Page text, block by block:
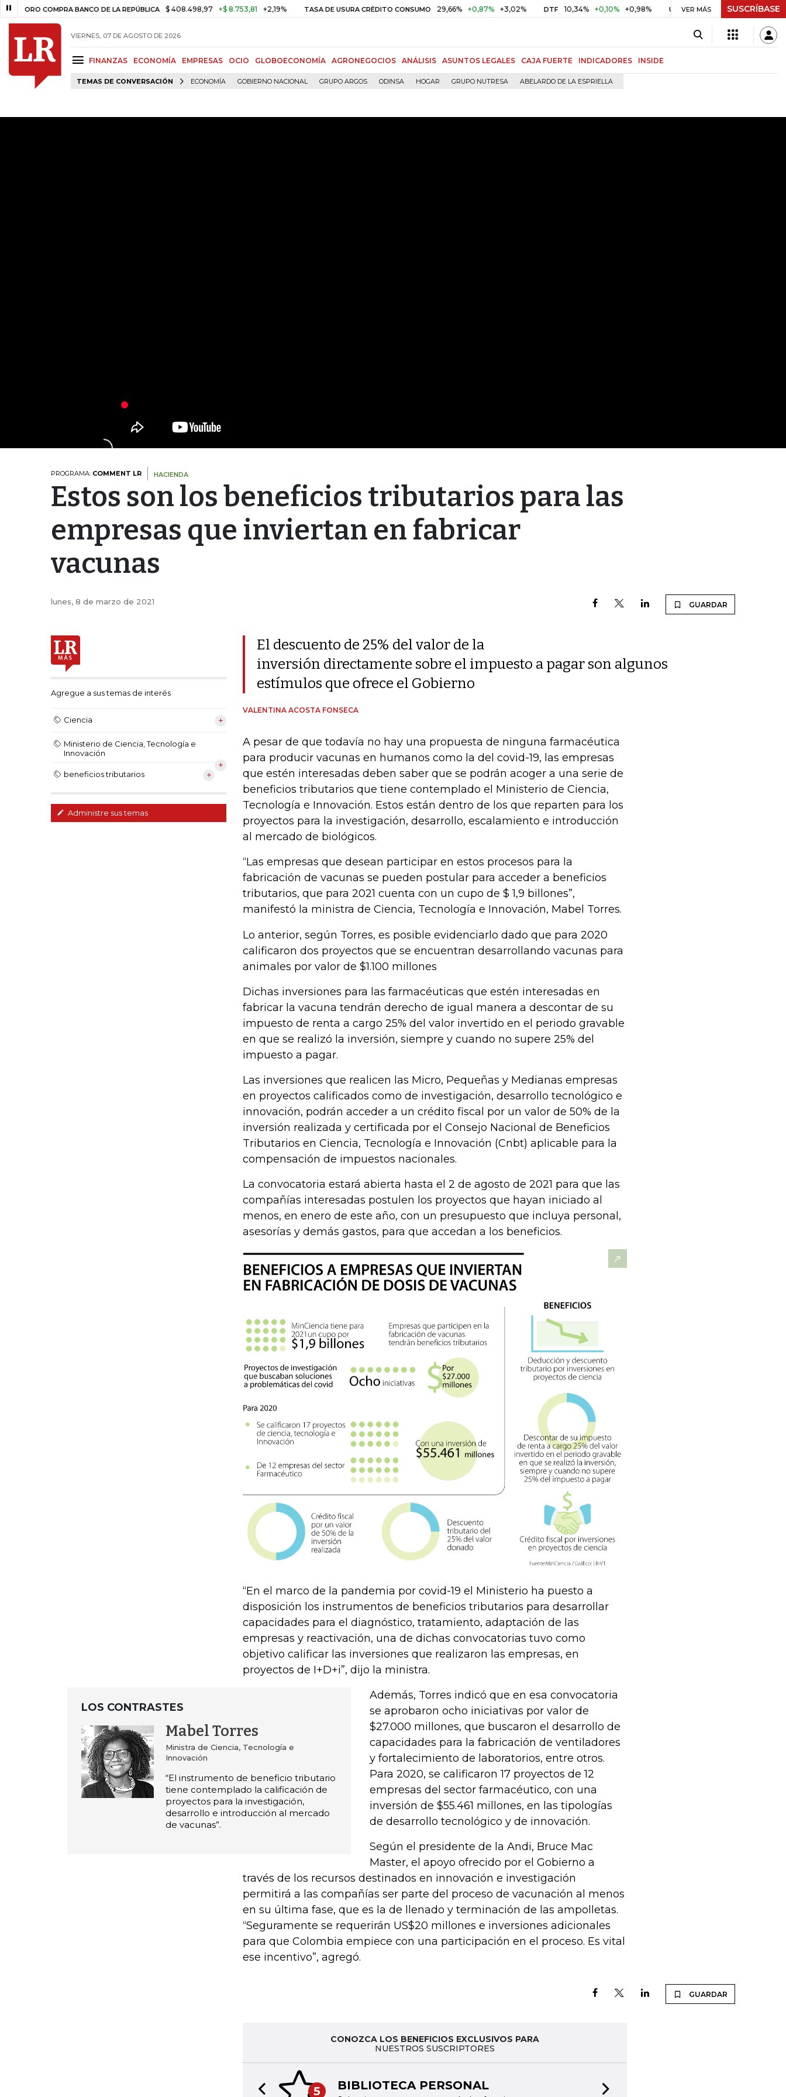
COMPRA BANCO DE LA REPÚBLICA $ 408.498,97 +$ 8.753,81 +2,19% TASA DE USURA CRÉDITO CONSUMO 29,66% +0,87% +3,02% DTF 10,34% +0,10% +0,98% UVR $ 416,91 +$ 0,05 +0,01%
VER MÁS SUSCRÍBASE
VIERNES, 07 DE AGOSTO DE 2026
FINANZAS ECONOMÍA EMPRESAS OCIO GLOBOECONOMÍA AGRONEGOCIOS ANÁLISIS ASUNTOS LEGALES CAJA FUERTE INDICADORES INSIDE
TEMAS DE CONVERSACIÓN ECONOMÍA GOBIERNO NACIONAL GRUPO ARGOS ODINSA HOGAR GRUPO NUTRESA ABELARDO DE LA ESPRIELLA
PROGRAMA: COMMENT LR HACIENDA
Estos son los beneficios tributarios para las
empresas que inviertan en fabricar
vacunas
lunes, 8 de marzo de 2021 GUARDAR
Agregue a sus temas de interés
Ciencia
Ministerio de Ciencia, Tecnología e
Innovación
beneficios tributarios
Administre sus temas
El descuento de 25% del valor de la
inversión directamente sobre el impuesto a pagar son algunos
estímulos que ofrece el Gobierno
VALENTINA ACOSTA FONSECA
A pesar de que todavía no hay una propuesta de ninguna farmacéutica
para producir vacunas en humanos como la del covid-19, las empresas
que estén interesadas deben saber que se podrán acoger a una serie de
beneficios tributarios que tiene contemplado el Ministerio de Ciencia,
Tecnología e Innovación. Estos están dentro de los que reparten para los
proyectos para la investigación, desarrollo, escalamiento e introducción
al mercado de biológicos.
“Las empresas que desean participar en estos procesos para la
fabricación de vacunas se pueden postular para acceder a beneficios
tributarios, que para 2021 cuenta con un cupo de $ 1,9 billones”,
manifestó la ministra de Ciencia, Tecnología e Innovación, Mabel Torres.
Lo anterior, según Torres, es posible evidenciarlo dado que para 2020
calificaron dos proyectos que se encuentran desarrollando vacunas para
animales por valor de $1.100 millones
Dichas inversiones para las farmacéuticas que estén interesadas en
fabricar la vacuna tendrán derecho de igual manera a descontar de su
impuesto de renta a cargo 25% del valor invertido en el periodo gravable
en que se realizó la inversión, siempre y cuando no supere 25% del
impuesto a pagar.
Las inversiones que realicen las Micro, Pequeñas y Medianas empresas
en proyectos calificados como de investigación, desarrollo tecnológico e
innovación, podrán acceder a un crédito fiscal por un valor de 50% de la
inversión realizada y certificada por el Consejo Nacional de Beneficios
Tributarios en Ciencia, Tecnología e Innovación (Cnbt) aplicable para la
compensación de impuestos nacionales.
La convocatoria estará abierta hasta el 2 de agosto de 2021 para que las
compañías interesadas postulen los proyectos que hayan iniciado al
menos, en enero de este año, con un presupuesto que incluya personal,
asesorías y demás gastos, para que accedan a los beneficios.
“En el marco de la pandemia por covid-19 el Ministerio ha puesto a
disposición los instrumentos de beneficios tributarios para desarrollar
capacidades para el diagnóstico, tratamiento, adaptación de las
empresas y reactivación, una de dichas convocatorias tuvo como
objetivo calificar las inversiones que realizaron las empresas, en
proyectos de I+D+i”, dijo la ministra.
LOS CONTRASTES
Mabel Torres
Ministra de Ciencia, Tecnología e
Innovación
“El instrumento de beneficio tributario
tiene contemplado la calificación de
proyectos para la investigación,
desarrollo e introducción al mercado
de vacunas”.
Además, Torres indicó que en esa convocatoria
se aprobaron ocho iniciativas por valor de
$27.000 millones, que buscaron el desarrollo de
capacidades para la fabricación de ventiladores
y fortalecimiento de laboratorios, entre otros.
Para 2020, se calificaron 17 proyectos de 12
empresas del sector farmacéutico, con una
inversión de $55.461 millones, en las tipologías
de desarrollo tecnológico y de innovación.
Según el presidente de la Andi, Bruce Mac
Master, el apoyo ofrecido por el Gobierno a
través de los recursos destinados en innovación e investigación
permitirá a las compañías ser parte del proceso de vacunación al menos
en su última fase, que es la de llenado y terminación de las ampolletas.
“Seguramente se requerirán US$20 millones e inversiones adicionales
para que Colombia empiece con una participación en el proceso. Es vital
ese incentivo”, agregó.
GUARDAR
CONOZCA LOS BENEFICIOS EXCLUSIVOS PARA
NUESTROS SUSCRIPTORES
5 BIBLIOTECA PERSONAL